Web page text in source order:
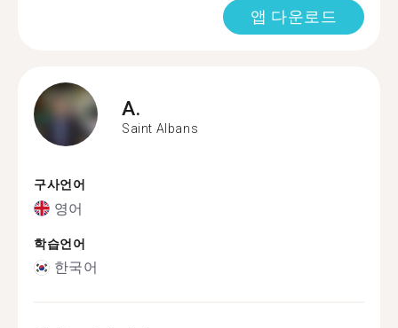
앱 다운로드
A.
Saint Albans
구사언어
영어
학습언어
한국어